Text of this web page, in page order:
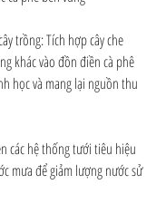
trồng: Tích hợp cây che
khác vào đồn điền cà phê
học và mang lại nguồn thu
các hệ thống tưới tiêu hiệu
mưa để giảm lượng nước sử